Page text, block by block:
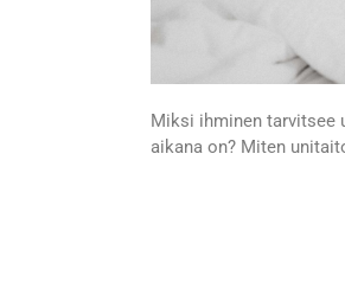
Miksi ihminen tarvitsee
aikana on? Miten